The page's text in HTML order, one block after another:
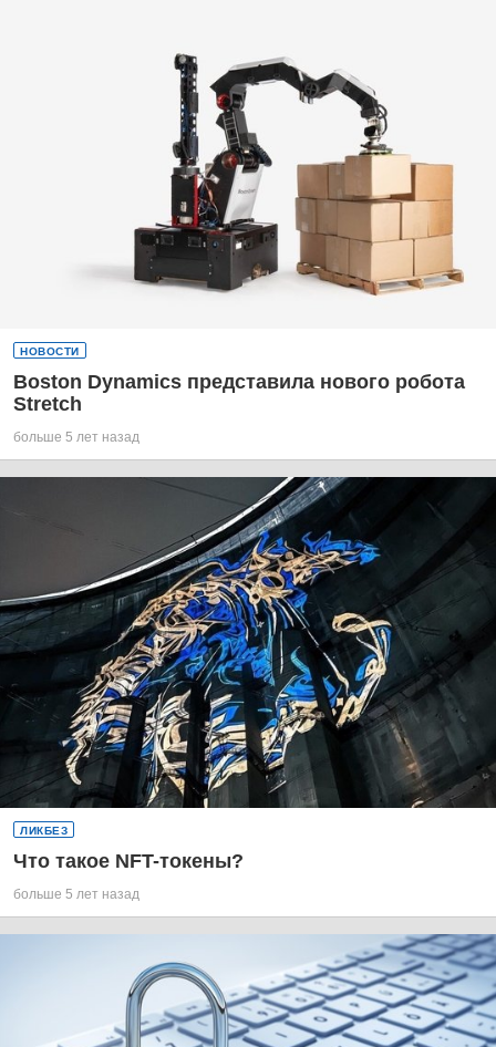
НОВОСТИ
Boston Dynamics представила нового робота
Stretch
больше 5 лет назад
ЛИКБЕЗ
Что такое NFT-токены?
больше 5 лет назад